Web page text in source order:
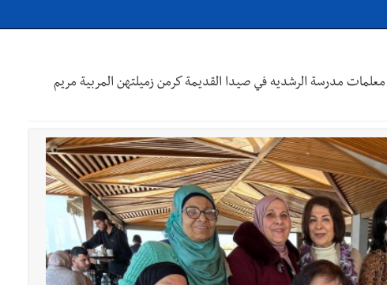
في ورشة تقنية حول الحد من النفايات البحرية وشباك الصيد المهملة
بإحراز البطولة
بالمياه في صيدا نتيجة الانقطاع المتكرر لخط الخدمات الكهربائي
الأرض وتُهدده الحرب؟ | علي شعيتو إبن بلدة الطيري أبعده القصف
مدرسة الرشديه في صيدا القديمة كرمن زميلتهن المربية مريم